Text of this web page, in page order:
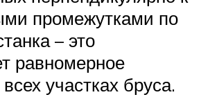
промежутками по
– это
равномерное
участках бруса.